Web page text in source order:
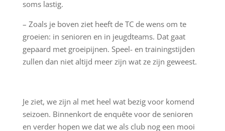
soms lastig.
– Zoals je boven ziet heeft de TC de wens om te
groeien: in senioren en in jeugdteams. Dat gaat
gepaard met groeipijnen. Speel- en trainingstijden
zullen dan niet altijd meer zijn wat ze zijn geweest.
Je ziet, we zijn al met heel wat bezig voor komend
seizoen. Binnenkort de enquête voor de senioren
en verder hopen we dat we als club nog een mooi